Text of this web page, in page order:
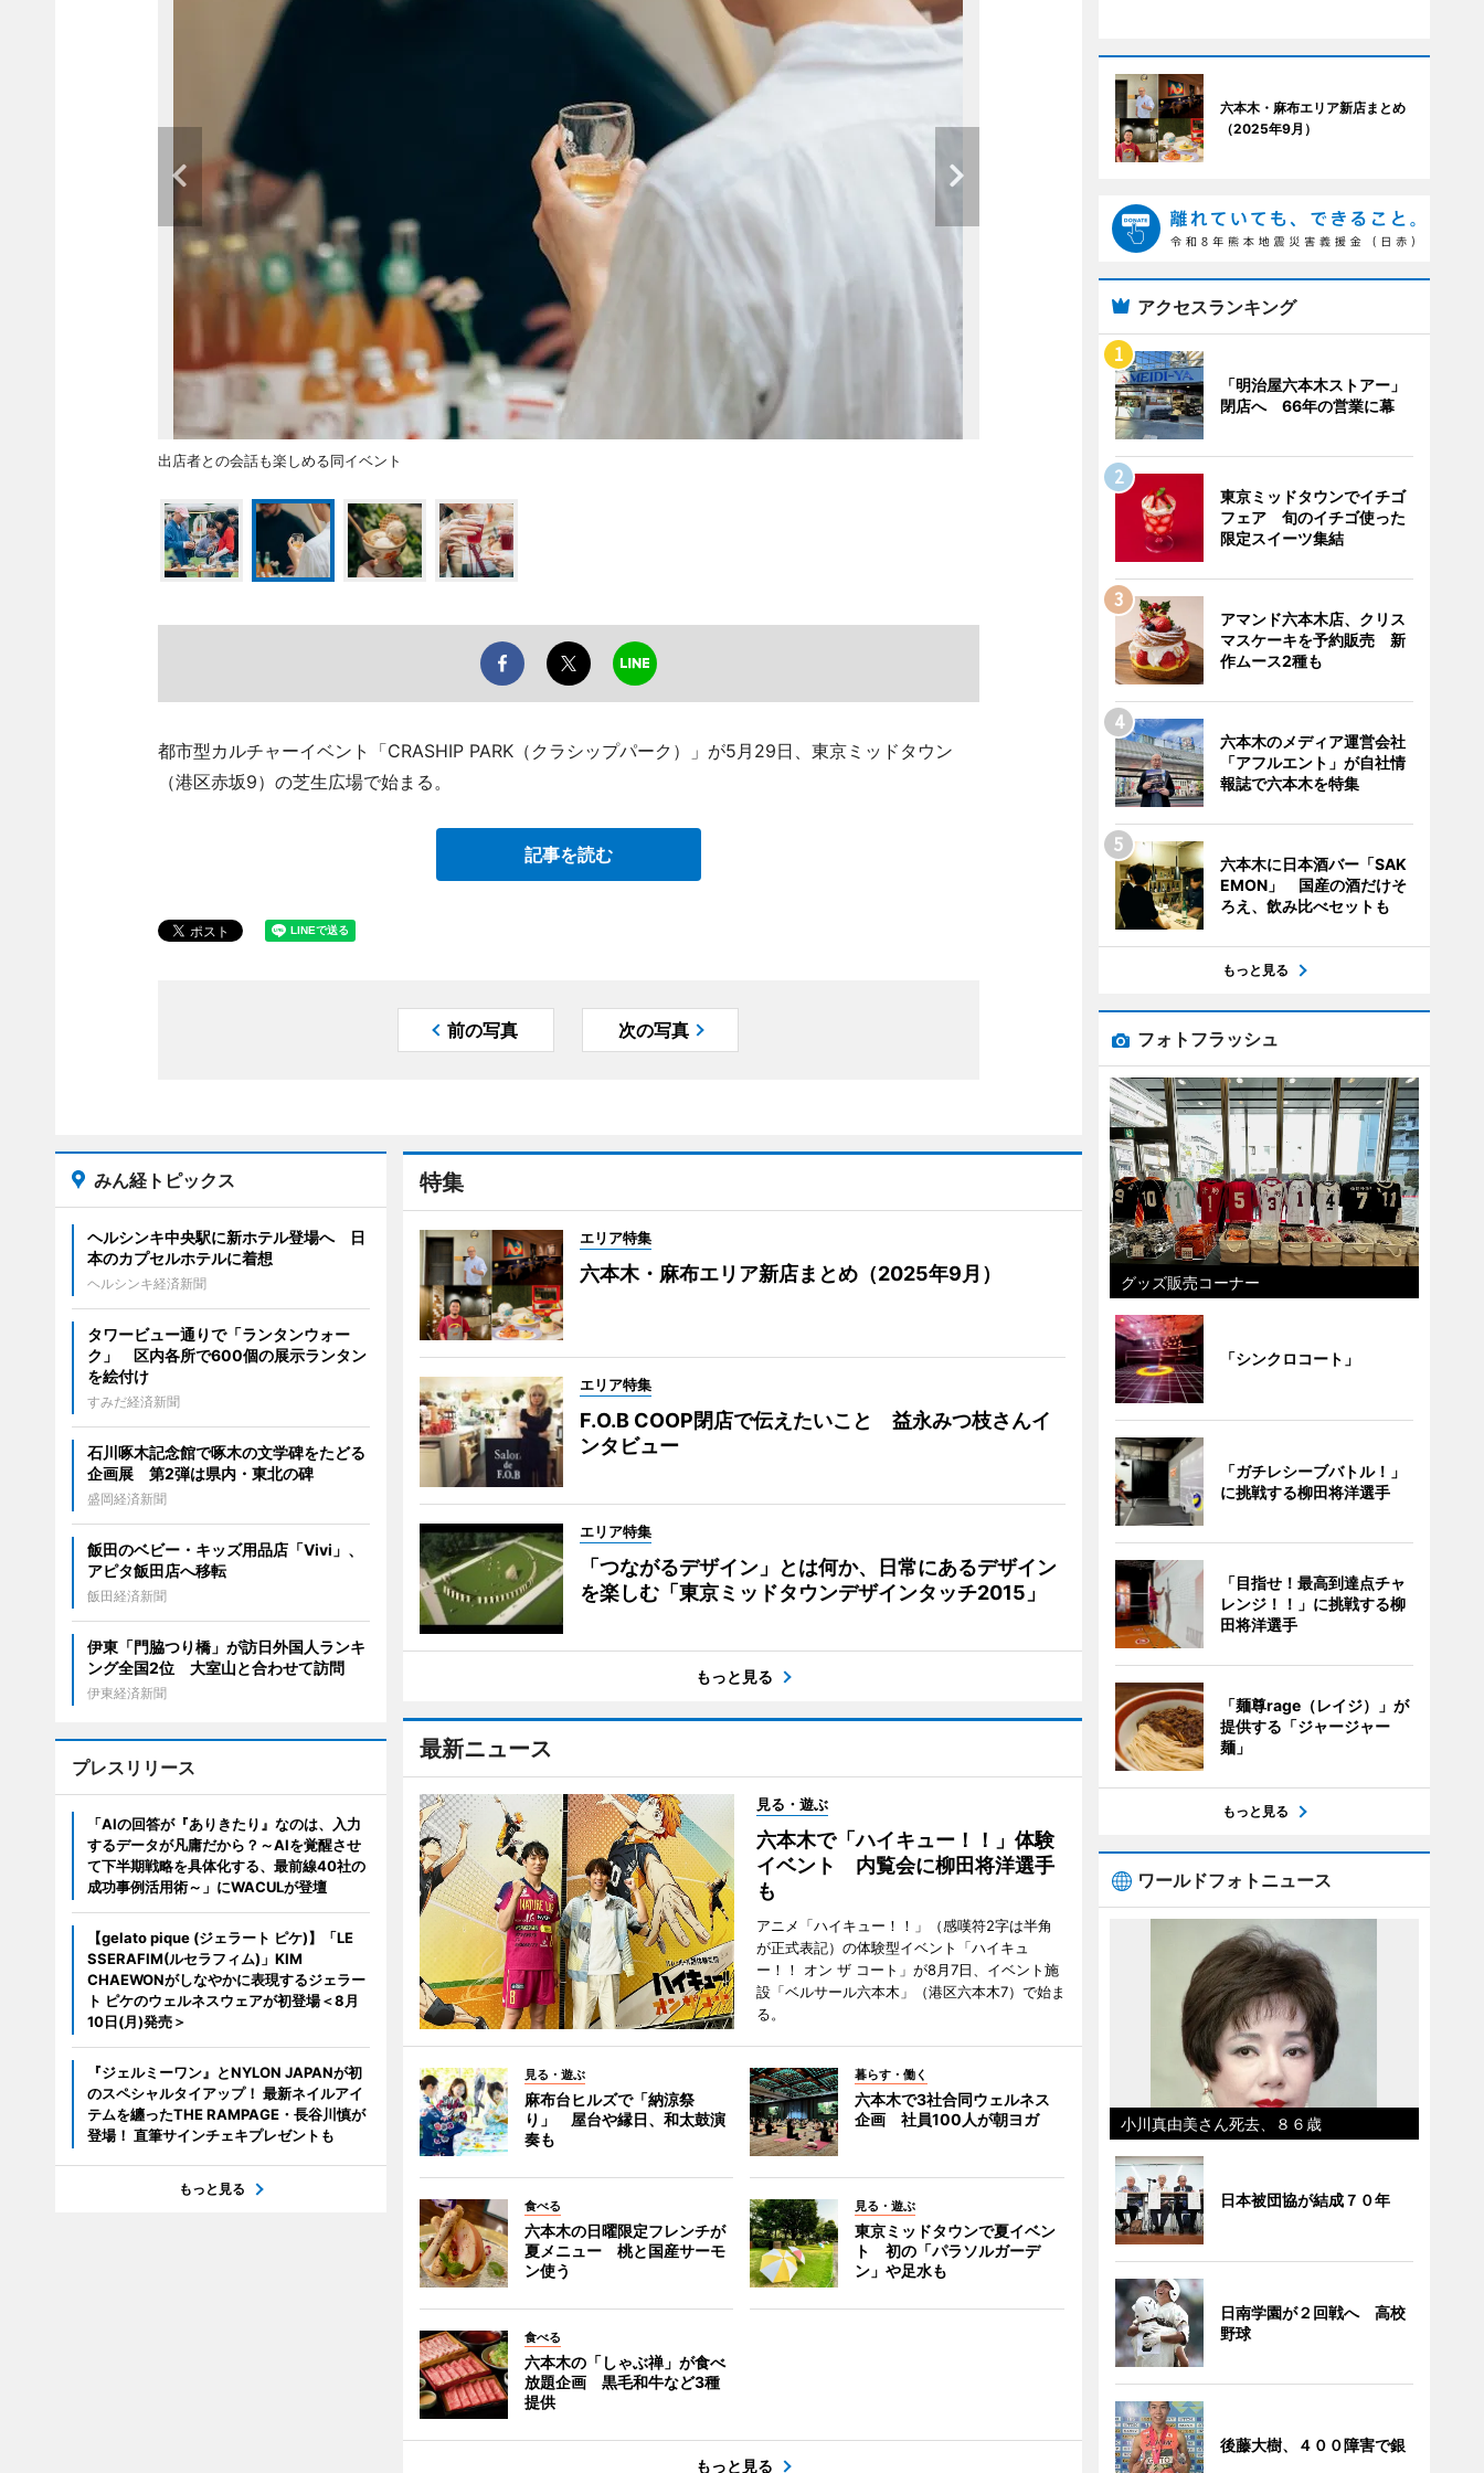
出店者との会話も楽しめる同イベント
都市型カルチャーイベント「CRASHIP PARK（クラシップパーク）」が5月29日、東京ミッドタウン
（港区赤坂9）の芝生広場で始まる。
記事を読む
前の写真 次の写真
特集
エリア特集
六本木・麻布エリア新店まとめ（2025年9月）
エリア特集
F.O.B COOP閉店で伝えたいこと 益永みつ枝さんイ
ンタビュー
エリア特集
「つながるデザイン」とは何か、日常にあるデザイン
を楽しむ「東京ミッドタウンデザインタッチ2015」
もっと見る
最新ニュース
見る・遊ぶ
六本木で「ハイキュー！！」体験
イベント 内覧会に柳田将洋選手
も
アニメ「ハイキュー！！」（感嘆符2字は半角
が正式表記）の体験型イベント「ハイキュ
ー！！ オン ザ コート」が8月7日、イベント施
設「ベルサール六本木」（港区六本木7）で始ま
る。
見る・遊ぶ
麻布台ヒルズで「納涼祭
り」 屋台や縁日、和太鼓演
奏も
暮らす・働く
六本木で3社合同ウェルネス
企画 社員100人が朝ヨガ
食べる
六本木の日曜限定フレンチが
夏メニュー 桃と国産サーモ
ン使う
見る・遊ぶ
東京ミッドタウンで夏イベン
ト 初の「パラソルガーデ
ン」や足水も
食べる
六本木の「しゃぶ禅」が食べ
放題企画 黒毛和牛など3種
提供
もっと見る
みん経トピックス
ヘルシンキ中央駅に新ホテル登場へ 日
本のカプセルホテルに着想
ヘルシンキ経済新聞
タワービュー通りで「ランタンウォー
ク」 区内各所で600個の展示ランタン
を絵付け
すみだ経済新聞
石川啄木記念館で啄木の文学碑をたどる
企画展 第2弾は県内・東北の碑
盛岡経済新聞
飯田のベビー・キッズ用品店「Vivi」、
アピタ飯田店へ移転
飯田経済新聞
伊東「門脇つり橋」が訪日外国人ランキ
ング全国2位 大室山と合わせて訪問
伊東経済新聞
プレスリリース
「AIの回答が『ありきたり』なのは、入力
するデータが凡庸だから？～AIを覚醒させ
て下半期戦略を具体化する、最前線40社の
成功事例活用術～」にWACULが登壇
【gelato pique (ジェラート ピケ)】「LE
SSERAFIM(ルセラフィム)」KIM
CHAEWONがしなやかに表現するジェラー
ト ピケのウェルネスウェアが初登場＜8月
10日(月)発売＞
『ジェルミーワン』とNYLON JAPANが初
のスペシャルタイアップ！ 最新ネイルアイ
テムを纏ったTHE RAMPAGE・長谷川慎が
登場！ 直筆サインチェキプレゼントも
もっと見る
六本木・麻布エリア新店まとめ
（2025年9月）
アクセスランキング
「明治屋六本木ストアー」
閉店へ 66年の営業に幕
東京ミッドタウンでイチゴ
フェア 旬のイチゴ使った
限定スイーツ集結
アマンド六本木店、クリス
マスケーキを予約販売 新
作ムース2種も
六本木のメディア運営会社
「アフルエント」が自社情
報誌で六本木を特集
六本木に日本酒バー「SAK
EMON」 国産の酒だけそ
ろえ、飲み比べセットも
もっと見る
フォトフラッシュ
グッズ販売コーナー
「シンクロコート」
「ガチレシーブバトル！」
に挑戦する柳田将洋選手
「目指せ！最高到達点チャ
レンジ！！」に挑戦する柳
田将洋選手
「麺尊rage（レイジ）」が
提供する「ジャージャー
麺」
もっと見る
ワールドフォトニュース
小川真由美さん死去、８６歳
日本被団協が結成７０年
日南学園が２回戦へ 高校
野球
後藤大樹、４００障害で銀